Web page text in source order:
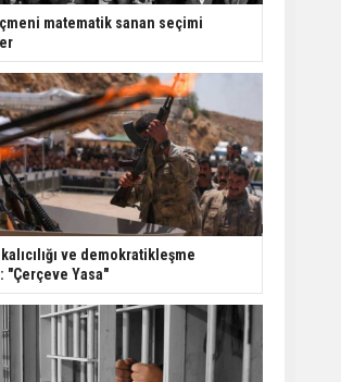
matematik sanan seçimi
kalıcılığı ve demokratikleşme
"Çerçeve Yasa"